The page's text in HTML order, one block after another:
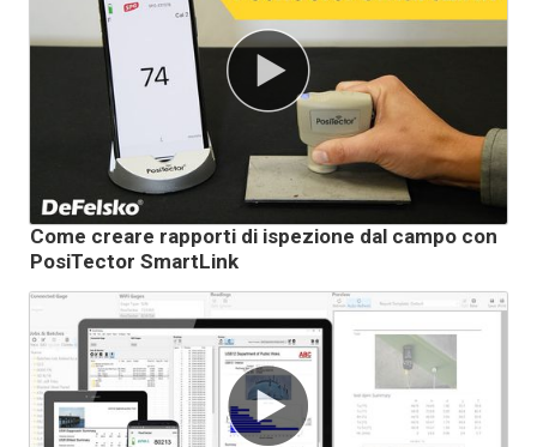
Come creare rapporti di ispezione dal campo con
PosiTector SmartLink